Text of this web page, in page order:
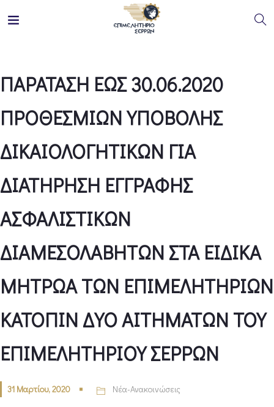
ΠΑΡΑΤΑΣΗ ΕΩΣ 30.06.2020
ΠΡΟΘΕΣΜΙΩΝ ΥΠΟΒΟΛΗΣ
ΔΙΚΑΙΟΛΟΓΗΤΙΚΩΝ ΓΙΑ
ΔΙΑΤΗΡΗΣΗ ΕΓΓΡΑΦΗΣ
ΑΣΦΑΛΙΣΤΙΚΩΝ
ΔΙΑΜΕΣΟΛΑΒΗΤΩΝ ΣΤΑ ΕΙΔΙΚΑ
ΜΗΤΡΩΑ ΤΩΝ ΕΠΙΜΕΛΗΤΗΡΙΩΝ
ΚΑΤΟΠΙΝ ΔΥΟ ΑΙΤΗΜΑΤΩΝ ΤΟΥ
ΕΠΙΜΕΛΗΤΗΡΙΟΥ ΣΕΡΡΩΝ
31 Μαρτίου, 2020 Νέα-Ανακοινώσεις